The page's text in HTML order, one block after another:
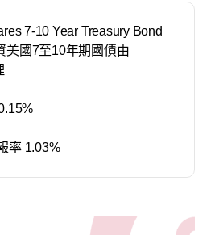
7-10 Year Treasury Bond
美國7至10年期國債由
率 1.03%